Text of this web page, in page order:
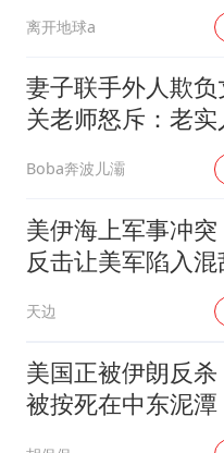
离开地球a
妻子联手外人欺负
关老师怒斥：老实
Boba奔波儿灞
美伊海上军事冲突
反击让美军陷入混
天边
美国正被伊朗反杀
被按死在中东泥潭